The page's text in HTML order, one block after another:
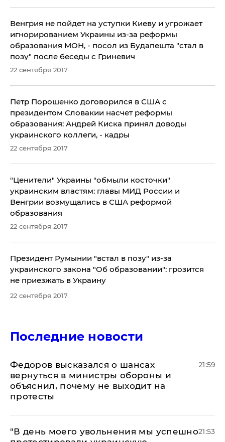
Венгрия не пойдет на уступки Киеву и угрожает
игнорированием Украины из-за реформы
образования МОН, - посол из Будапешта "стал в
позу" после беседы с Гриневич
22 сентября 2017
Петр Порошенко договорился в США с
президентом Словакии насчет реформы
образования: Андрей Киска принял доводы
украинского коллеги, - кадры
22 сентября 2017
"Ценители" Украины "обмыли косточки"
украинским властям: главы МИД России и
Венгрии возмущались в США реформой
образования
22 сентября 2017
​Президент Румынии "встал в позу" из-за
украинского закона "Об образовании": грозится
не приезжать в Украину
22 сентября 2017
Последние новости
Федоров высказался о шансах
вернуться в министры обороны и
объяснил, почему не выходит на
протесты
21:59
​"В день моего увольнения мы успешно21:53